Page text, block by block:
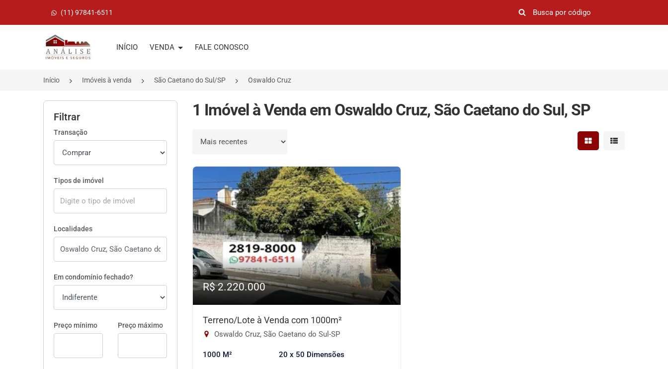
(11) 97841-6511
Página inicial
INÍCIO VENDA FALE CONOSCO
Início Imóveis à venda São Caetano do Sul/SP Oswaldo Cruz
Filtrar
Transação
Tipos de imóvel
Localidades
Em condomínio fechado?
Preço mínimo Preço máximo
1 Imóvel à Venda em Oswaldo Cruz, São Caetano do Sul, SP
Ordenar por Mostrar resultados em
Mostrar
R$ 2.220.000
Terreno/Lote à Venda com 1000m²
Oswaldo Cruz, São Caetano do Sul-SP
1000 M² 20 x 50 Dimensões